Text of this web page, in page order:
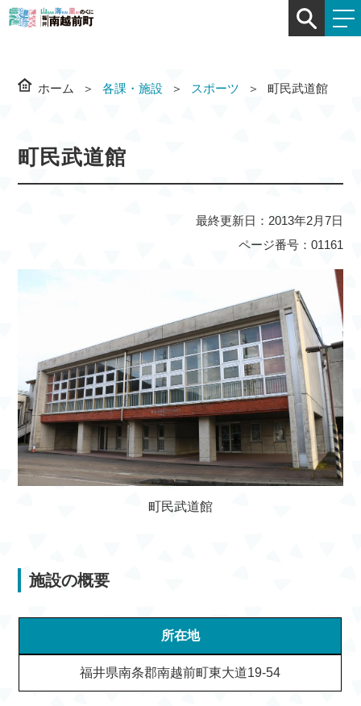
ホーム 各課・施設 スポーツ 町民武道館
町民武道館
最終更新日：2013年2月7日
ページ番号：01161
町民武道館
施設の概要
所在地
福井県南条郡南越前町東大道19-54